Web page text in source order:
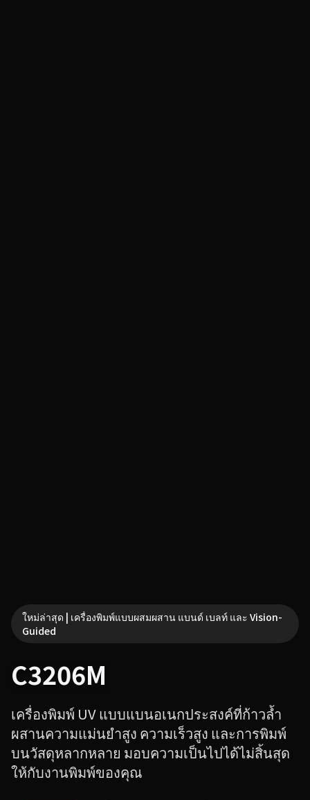
ใหม่ล่าสุด | เครื่องพิมพ์แบบผสมผสาน แบนด์ เบลท์ และ Vision-
Guided
C3206M
เครื่องพิมพ์ UV แบบแบนอเนกประสงค์ที่ก้าวล้ำ
ผสานความแม่นยำสูง ความเร็วสูง และการพิมพ์
บนวัสดุหลากหลาย มอบความเป็นไปได้ไม่สิ้นสุด
ให้กับงานพิมพ์ของคุณ